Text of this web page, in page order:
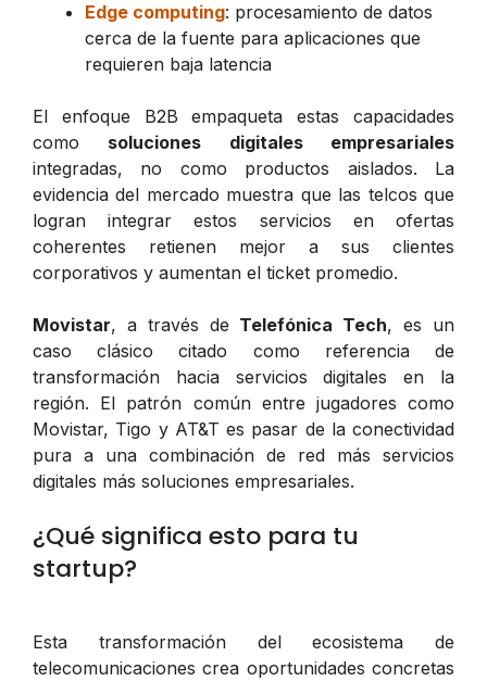
Edge computing: procesamiento de datos
cerca de la fuente para aplicaciones que
requieren baja latencia
El enfoque B2B empaqueta estas capacidades
como soluciones digitales empresariales
integradas, no como productos aislados. La
evidencia del mercado muestra que las telcos que
logran integrar estos servicios en ofertas
coherentes retienen mejor a sus clientes
corporativos y aumentan el ticket promedio.
Movistar, a través de Telefónica Tech, es un
caso clásico citado como referencia de
transformación hacia servicios digitales en la
región. El patrón común entre jugadores como
Movistar, Tigo y AT&T es pasar de la conectividad
pura a una combinación de red más servicios
digitales más soluciones empresariales.
¿Qué significa esto para tu
startup?
Esta transformación del ecosistema de
telecomunicaciones crea oportunidades concretas